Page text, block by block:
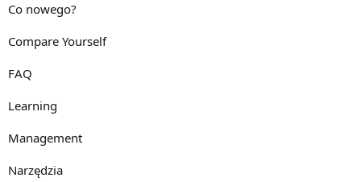
Co nowego?
Compare Yourself
FAQ
Learning
Management
Narzędzia